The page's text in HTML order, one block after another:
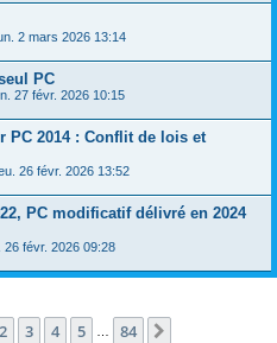
2 mars 2026 13:14
PC
27 févr. 2026 10:15
PC 2014 : Conflit de lois et
26 févr. 2026 13:52
PC modificatif délivré en 2024
26 févr. 2026 09:28
1sur84
2 3 4 5 84